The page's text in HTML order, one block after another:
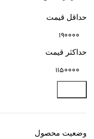
حداقل قیمت
حداكثر قيمت
وضعیت محصول